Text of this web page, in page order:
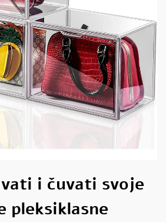
i čuvati svoje
pleksiklasne